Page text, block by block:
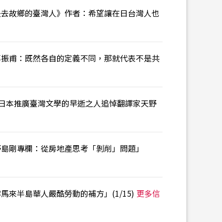
故鄉的臺灣人》作者：希望讓在日台灣人也
甫：既然各自的定義不同，那就代表不是共
推廣臺灣文學的早逝之人――追悼翻譯家天野
剛專欄：從房地產思考「剝削」問題」
來半島華人嚴酷勞動的補方」(1/15) 更多信